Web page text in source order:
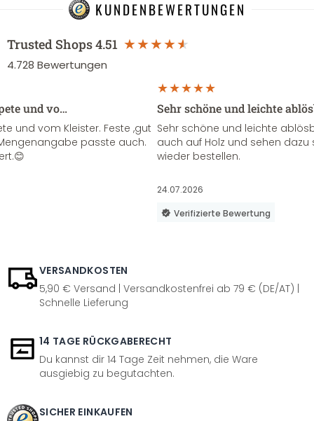
KUNDENBEWERTUNGEN
Trusted Shops4.51
4.728 Bewertungen
und vo…
und vom Kleister. Feste ,gut
passte auch.
Sehr schöne und leichte
Sehr schöne und leichte
auch auf Holz und sehen
wieder bestellen.
24.07.2026
Verifizierte Bewertung
VERSANDKOSTEN
5,90 € Versand | Versandkostenfrei ab 79 € (DE/AT) |
Schnelle Lieferung
14 TAGE RÜCKGABERECHT
Du kannst dir 14 Tage Zeit nehmen, die Ware
ausgiebig zu begutachten.
SICHER EINKAUFEN